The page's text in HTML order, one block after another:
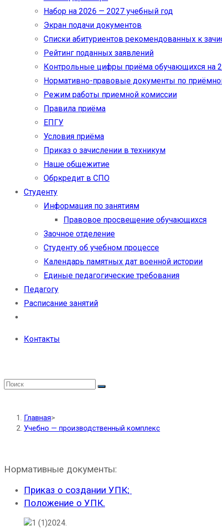
Набор на 2026 — 2027 учебный год
Экран подачи документов
Cписки абитуриентов рекомендованных к
Рейтинг поданных заявлений
Контрольные цифры приёма обучающихся на
Нормативно-правовые документы по
Режим работы приемной комиссии
Правила приёма
ЕПГУ
Условия приёма
Приказ о зачислении в техникум
Наше общежитие
Обркредит в СПО
Студенту
Информация по занятиям
Правовое просвещение обучающихся
Заочное отделение
Студенту об учебном процессе
Календарь памятных дат военной истории
Единые педагогические требования
Педагогу
Расписание занятий
Контакты
Главная>
Учебно — производственный комплекс
Нормативные документы:
Приказ о создании УПК;
Положение о УПК.